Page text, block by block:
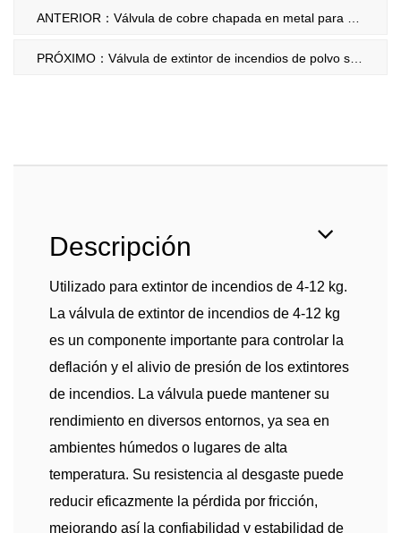
Descripción
Utilizado para extintor de incendios de 4-12 kg.
La válvula de extintor de incendios de 4-12 kg
es un componente importante para controlar la
deflación y el alivio de presión de los extintores
de incendios. La válvula puede mantener su
rendimiento en diversos entornos, ya sea en
ambientes húmedos o lugares de alta
temperatura. Su resistencia al desgaste puede
reducir eficazmente la pérdida por fricción,
mejorando así la confiabilidad y estabilidad de